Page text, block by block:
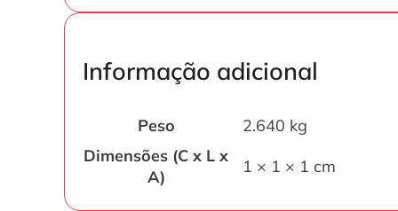
Informação adicional
Peso
2.640 kg
Dimensões (C x L x
A)
1 × 1 × 1 cm